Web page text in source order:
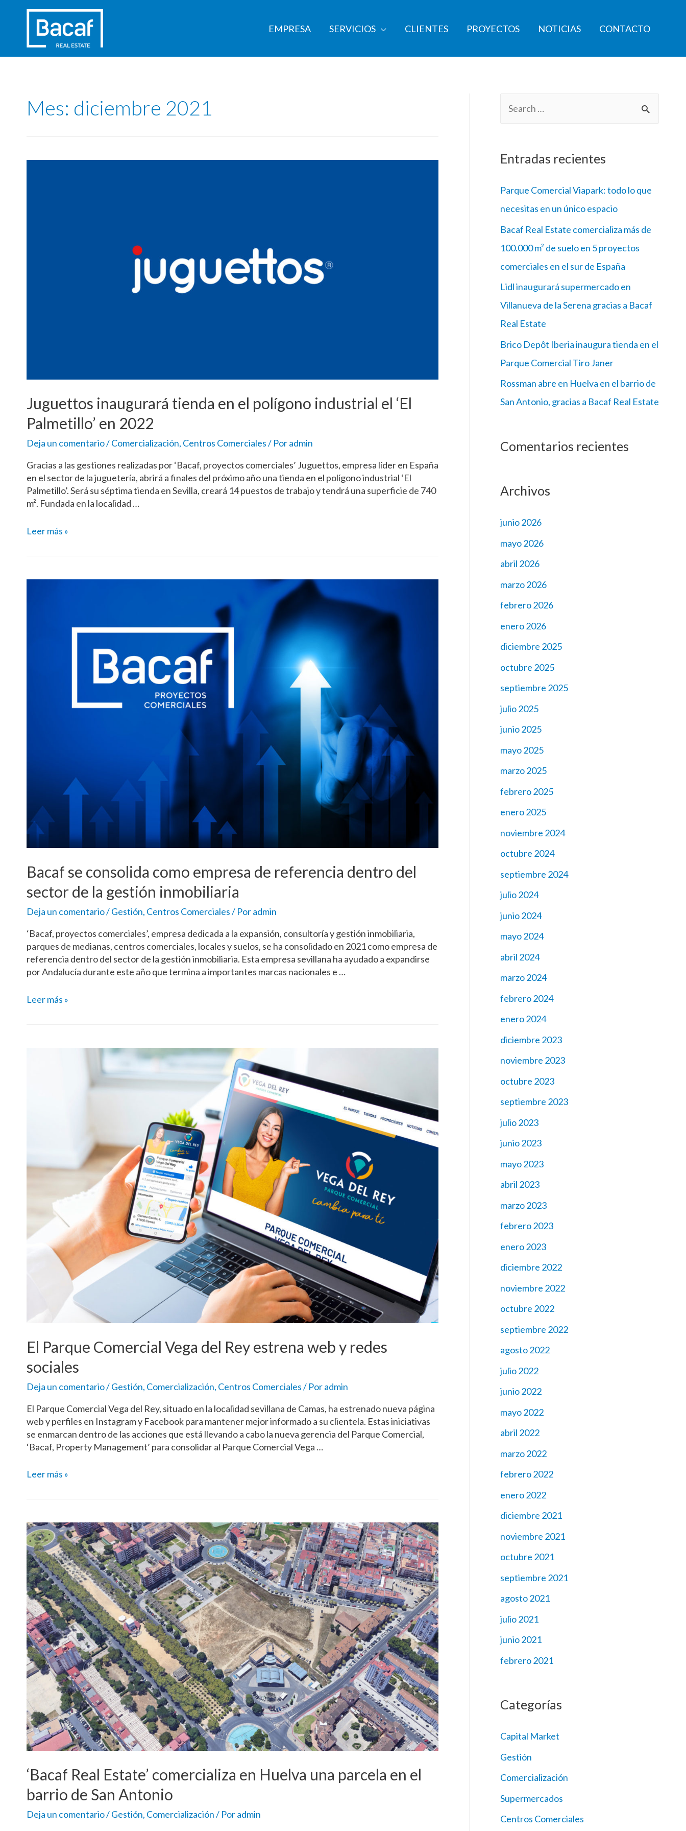
EMPRESA SERVICIOS CLIENTES PROYECTOS NOTICIAS CONTACTO
Mes: diciembre 2021
Juguettos inaugurará tienda en el polígono industrial el ‘El
Palmetillo’ en 2022
Deja un comentario/Comercialización, Centros Comerciales/ Poradmin
Gracias a las gestiones realizadas por ‘Bacaf, proyectos comerciales’ Juguettos, empresa líder en España
en el sector de la juguetería, abrirá a finales del próximo año una tienda en el polígono industrial ‘El
Palmetillo’. Será su séptima tienda en Sevilla, creará 14 puestos de trabajo y tendrá una superficie de 740
m². Fundada en la localidad …
Leer más »
Bacaf se consolida como empresa de referencia dentro del
sector de la gestión inmobiliaria
Deja un comentario/Gestión, Centros Comerciales/ Poradmin
‘Bacaf, proyectos comerciales’, empresa dedicada a la expansión, consultoría y gestión inmobiliaria,
parques de medianas, centros comerciales, locales y suelos, se ha consolidado en 2021 como empresa de
referencia dentro del sector de la gestión inmobiliaria. Esta empresa sevillana ha ayudado a expandirse
por Andalucía durante este año que termina a importantes marcas nacionales e …
Leer más »
El Parque Comercial Vega del Rey estrena web y redes
sociales
Deja un comentario/Gestión, Comercialización, Centros Comerciales/ Poradmin
El Parque Comercial Vega del Rey, situado en la localidad sevillana de Camas, ha estrenado nueva página
web y perfiles en Instagram y Facebook para mantener mejor informado a su clientela. Estas iniciativas
se enmarcan dentro de las acciones que está llevando a cabo la nueva gerencia del Parque Comercial,
‘Bacaf, Property Management’ para consolidar al Parque Comercial Vega …
Leer más »
‘Bacaf Real Estate’ comercializa en Huelva una parcela en el
barrio de San Antonio
Deja un comentario/Gestión, Comercialización/ Poradmin
Entradas recientes
Parque Comercial Viapark: todo lo que
necesitas en un único espacio
Bacaf Real Estate comercializa más de
100.000 m² de suelo en 5 proyectos
comerciales en el sur de España
Lidl inaugurará supermercado en
Villanueva de la Serena gracias a Bacaf
Real Estate
Brico Depôt Iberia inaugura tienda en el
Parque Comercial Tiro Janer
Rossman abre en Huelva en el barrio de
San Antonio, gracias a Bacaf Real Estate
Comentarios recientes
Archivos
junio 2026
mayo 2026
abril 2026
marzo 2026
febrero 2026
enero 2026
diciembre 2025
octubre 2025
septiembre 2025
julio 2025
junio 2025
mayo 2025
marzo 2025
febrero 2025
enero 2025
noviembre 2024
octubre 2024
septiembre 2024
julio 2024
junio 2024
mayo 2024
abril 2024
marzo 2024
febrero 2024
enero 2024
diciembre 2023
noviembre 2023
octubre 2023
septiembre 2023
julio 2023
junio 2023
mayo 2023
abril 2023
marzo 2023
febrero 2023
enero 2023
diciembre 2022
noviembre 2022
octubre 2022
septiembre 2022
agosto 2022
julio 2022
junio 2022
mayo 2022
abril 2022
marzo 2022
febrero 2022
enero 2022
diciembre 2021
noviembre 2021
octubre 2021
septiembre 2021
agosto 2021
julio 2021
junio 2021
febrero 2021
Categorías
Capital Market
Gestión
Comercialización
Supermercados
Centros Comerciales